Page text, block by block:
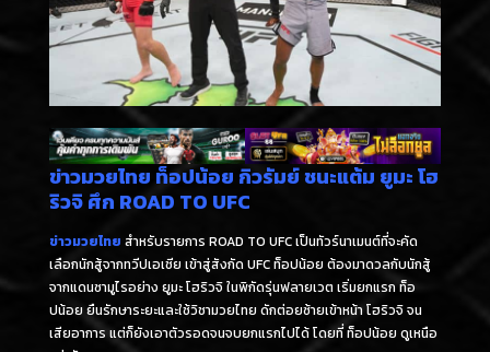
ข่าวมวยไทย ท็อปน้อย กิวรัมย์ ชนะแต้ม ยูมะ โฮ
ริวจิ ศึก ROAD TO UFC
ข่าวมวยไทย สำหรับรายการ ROAD TO UFC เป็นทัวร์นาเมนต์ที่จะคัด
เลือกนักสู้จากทวีปเอเชีย เข้าสู่สังกัด UFC ท็อปน้อย ต้องมาดวลกับนักสู้
จากแดนซามูไรอย่าง ยูมะ โฮริวจิ ในพิกัดรุ่นฟลายเวต เริ่มยกแรก ท็อ
ปน้อย ยืนรักษาระยะและใช้วิชามวยไทย ดักต่อยซ้ายเข้าหน้า โฮริวจิ จน
เสียอาการ แต่ก็ยังเอาตัวรอดจนจบยกแรกไปได้ โดยที่ ท็อปน้อย ดูเหนือ